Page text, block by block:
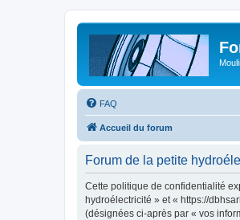
FAQ
Accueil du forum
Forum de la petite
Cette politique de confidentialité
hydroélectricité » et « https://
(désignées ci-après par « vos